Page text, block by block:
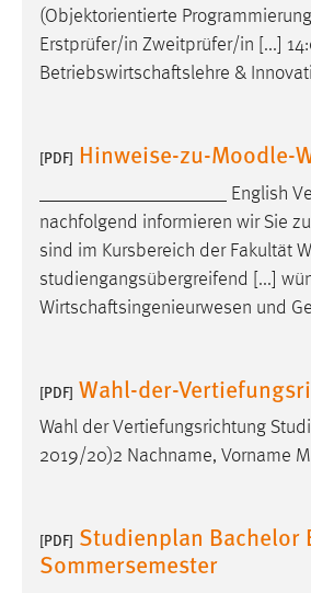
(Objektorientierte
Erstprüfer/in Zweitprüfer/in [...]
Betriebswirtschaftslehre &
[PDF] Hinweise-zu-Moodle-
___________________ English
nachfolgend informieren wir Sie
sind im Kursbereich der Fakultät
studiengangsübergreifend [...]
Wirtschaftsingenieurwesen und
[PDF] Wahl-der-
Wahl der Vertiefungsrichtung
2019/20)2 Nachname, Vorname
[PDF] Studienplan
Sommersemester
Jahre,
Login
Zweck:
Dieser Cookie ist
der Website
Cookie Laufzeit: 24 Stunden
STATISTIK
unsere Besucher unsere Website
Matomo
Zweck: Zugriffsstatistik
Cookie Laufzeit: